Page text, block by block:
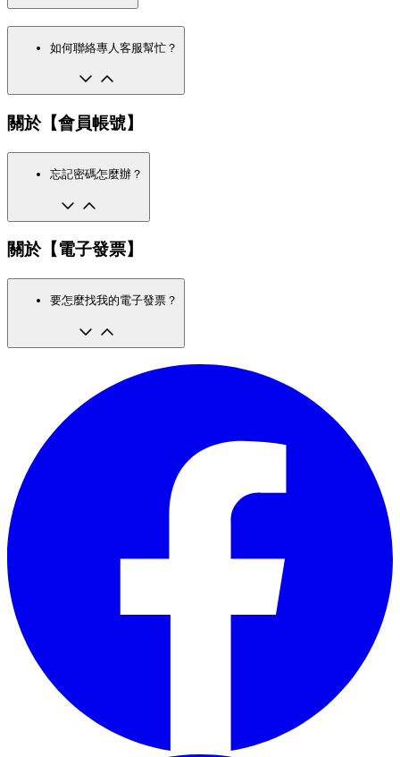
如何聯絡專人客服幫忙？
關於【會員帳號】
忘記密碼怎麼辦？
關於【電子發票】
要怎麼找我的電子發票？